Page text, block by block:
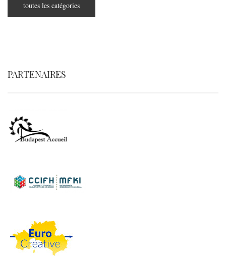
toutes les catégories
PARTENAIRES